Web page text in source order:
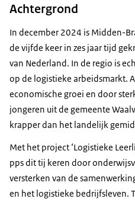
Achtergrond
In december 2024 is Midden-
de vijfde keer in zes jaar tijd
van Nederland. In de regio is
op de logistieke arbeidsmarkt.
economische groei en door
jongeren uit de gemeente
krapper dan het landelijk
Met het project ‘Logistieke
pps dit tij keren door
versterken van de
en het logistieke bedrijfsleven.